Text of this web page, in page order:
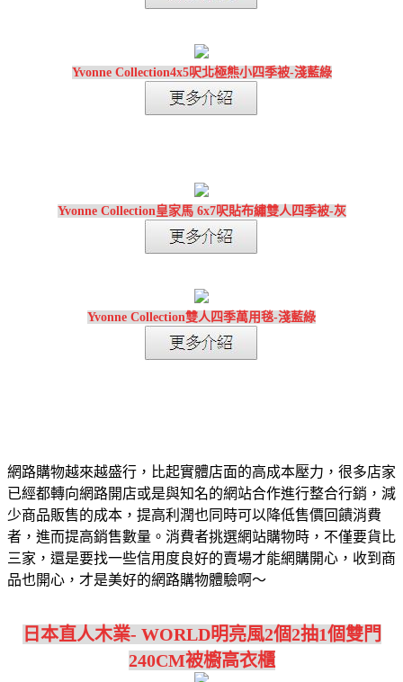
Yvonne Collection4x5呎北極熊小四季被-淺藍綠
Yvonne Collection皇家馬 6x7呎貼布繡雙人四季被-灰
Yvonne Collection雙人四季萬用毯-淺藍綠
網路購物越來越盛行，比起實體店面的高成本壓力，很多店家
已經都轉向網路開店或是與知名的網站合作進行整合行銷，減
少商品販售的成本，提高利潤也同時可以降低售價回饋消費
者，進而提高銷售數量。消費者挑選網站購物時，不僅要貨比
三家，還是要找一些信用度良好的賣場才能網購開心，收到商
品也開心，才是美好的網路購物體驗啊～
日本直人木業- WORLD明亮風2個2抽1個雙門
240CM被櫥高衣櫃